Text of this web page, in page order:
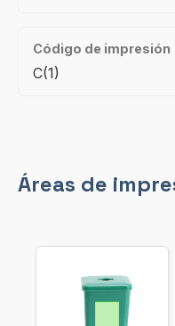
Código de impresión
C(1)
Áreas de